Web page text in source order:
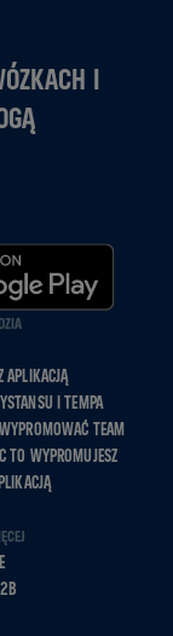
I
APLIKACJĄ
I TEMPA
TEAM
TO WYPROMUJESZ